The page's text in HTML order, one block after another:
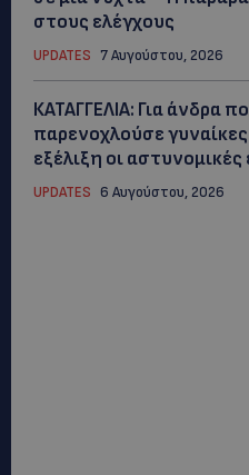
στους ελέγχους
UPDATES 7 Αυγούστου, 2026
ΚΑΤΑΓΓΕΛΙΑ: Για άνδρα
παρενοχλούσε
εξέλιξη οι αστυνομικές
UPDATES 6 Αυγούστου, 2026